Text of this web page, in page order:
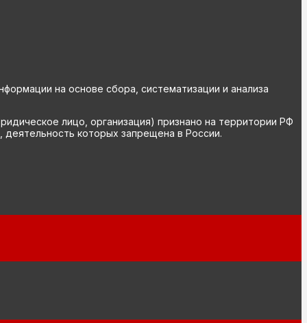
на основе сбора, систематизации и анализа
лицо, организация) признано на территории РФ
которых запрещена в России.